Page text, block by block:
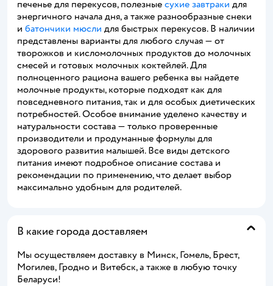
печенье для перекусов, полезные сухие завтраки для
энергичного начала дня, а также разнообразные снеки
и батончики мюсли для быстрых перекусов. В наличии
представлены варианты для любого случая — от
творожков и кисломолочных продуктов до молочных
смесей и готовых молочных коктейлей. Для
полноценного рациона вашего ребенка вы найдете
молочные продукты, которые подходят как для
повседневного питания, так и для особых диетических
потребностей. Особое внимание уделено качеству и
натуральности состава — только проверенные
производители и продуманные формулы для
здорового развития малышей. Все виды детского
питания имеют подробное описание состава и
рекомендации по применению, что делает выбор
максимально удобным для родителей.
В какие города доставляем
Мы осуществляем доставку в Минск, Гомель, Брест,
Могилев, Гродно и Витебск, а также в любую точку
Беларуси!